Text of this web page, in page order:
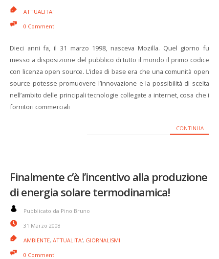
ATTUALITA'
0 Commenti
Dieci anni fa, il 31 marzo 1998, nasceva Mozilla. Quel giorno fu
messo a disposizione del pubblico di tutto il mondo il primo codice
con licenza open source. L’idea di base era che una comunità open
source potesse promuovere l’innovazione e la possibilità di scelta
nell’ambito delle principali tecnologie collegate a internet, cosa che i
fornitori commerciali
CONTINUA
Finalmente c’è l’incentivo alla produzione
di energia solare termodinamica!
Pubblicato da Pino Bruno
31 Marzo 2008
AMBIENTE, ATTUALITA', GIORNALISMI
0 Commenti